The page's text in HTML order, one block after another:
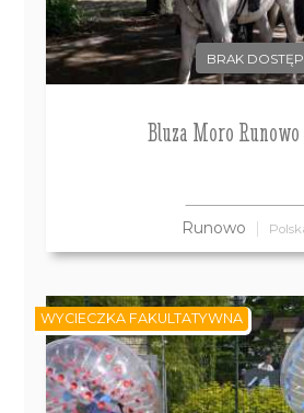
BRAK
Bluza Moro Runowo
Runowo
WYCIECZKA FAKULTATYWNA